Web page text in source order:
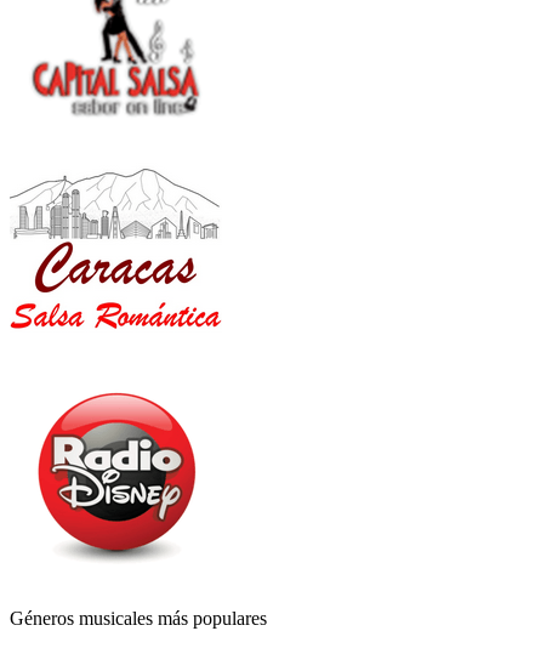
Géneros musicales más populares